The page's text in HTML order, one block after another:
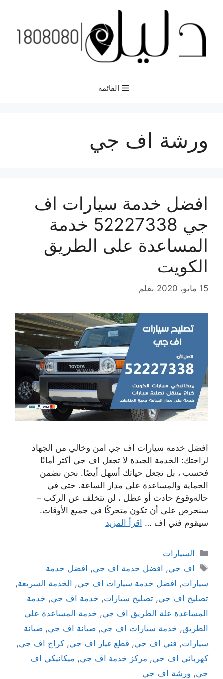
المحتوى
القائمة
ورشة اف جي
افضل خدمة سيارات اف
جي 52227338 خدمة
المساعدة على الطريق
الكويت
15 مايو، 2020 بقلم
افضل خدمة سيارات اف جي امن وخالي من الجهاد
لراحتك: الخدمة الجيدة لا تجعل اف جي أكثر أمانًا
فحسب ، بل تجعل حياتك أسهل أيضًا. نحن نضمن
الحماية والمساعدة على مدار الساعة. حتى في
حالةوقوع حادث أو عطل ، لن تتخلف عن الركب –
سنحرص على أن تكون متحركًا في جميع الأوقات.
سيقوم فني اف … اقرأ المزيد
التصنيفات
السيارات
الوسوم
اف جي, افضل خدمة اف جي, افضل خدمة
سيارات, افضل خدمة سيارات اف جي, الخدمة السريعة,
تصليح اف جي, تصليح سيارات, خدمة اف جي, خدمة
المساعدة علة الطريق اف جي, خدمة المساعدة على
الطريق, خدمة سيارات اف جي, صيانة اف جي, صيانة
سيارات, فني اف جي, قطع غيار اف جي, كراج اف جي,
كهربائي اف جي, مركز خدمة اف جي, ميكانيكي اف
جي, ورشة اف جي